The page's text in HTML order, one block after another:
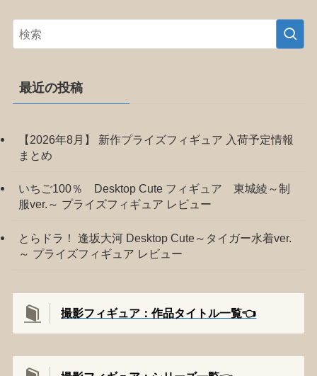
最近の投稿
【2026年8月】 新作プライズフィギュア 入荷予定情報
まとめ
いちご100％ Desktop Cute フィギュア 東城綾～制
服ver.～ プライズフィギュア レビュー
とらドラ！ 逢坂大河 Desktop Cute～タイガー水着ver.
～ プライズフィギュア レビュー
撮影フィギュア：作品タイトル一覧👈️